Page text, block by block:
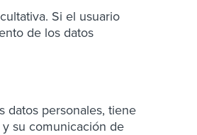
Si el usuario
de los datos
datos personales, tiene
su comunicación de